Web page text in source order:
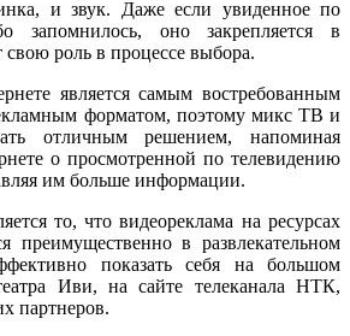
и звук. Даже если увиденное по
запомнилось, оно закрепляется в
свою роль в процессе выбора.
является самым востребованным
форматом, поэтому микс ТВ и
отличным решением, напоминая
о просмотренной по телевидению
им больше информации.
то, что видеореклама на ресурсах
преимущественно в развлекательном
показать себя на большом
Иви, на сайте телеканала НТК,
партнеров.